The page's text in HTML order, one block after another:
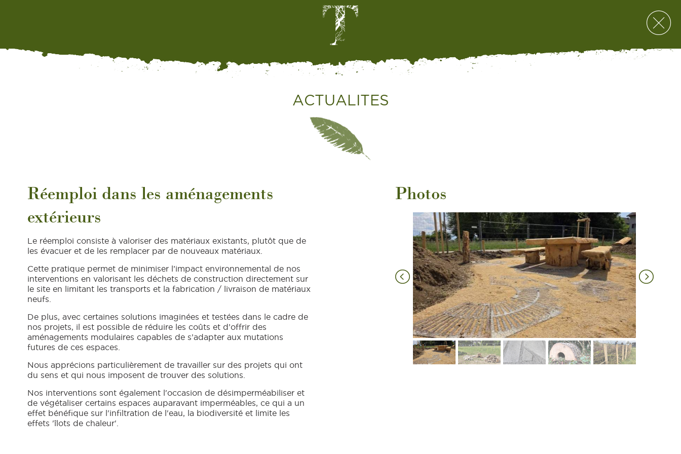
ACTUALITES
Réemploi dans les aménagements
extérieurs
Le réemploi consiste à valoriser des matériaux existants, plutôt que de
les évacuer et de les remplacer par de nouveaux matériaux.
Cette pratique permet de minimiser l’impact environnemental de nos
interventions en valorisant les déchets de construction directement sur
le site en limitant les transports et la fabrication / livraison de matériaux
neufs.
De plus, avec certaines solutions imaginées et testées dans le cadre de
nos projets, il est possible de réduire les coûts et d’offrir des
aménagements modulaires capables de s’adapter aux mutations
futures de ces espaces.
Nous apprécions particulièrement de travailler sur des projets qui ont
du sens et qui nous imposent de trouver des solutions.
Nos interventions sont également l'occasion de désimperméabiliser et
de végétaliser certains espaces auparavant imperméables, ce qui a un
effet bénéfique sur l'infiltration de l'eau, la biodiversité et limite les
effets 'îlots de chaleur'.
Photos